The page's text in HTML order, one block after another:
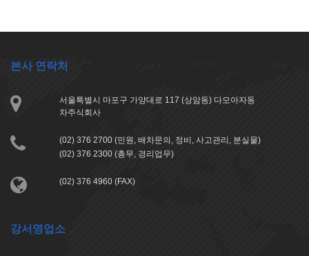
본사 연락처
서울특별시 마포구 가양대로 117 (상암동) 다모아자동
차주식회사
(02) 376 2700 (민원, 배차문의, 정비, 사고관리, 분실물)
(02) 376 2300 (총무, 경리업무)
(02) 376 4960 (FAX)
강서영업소